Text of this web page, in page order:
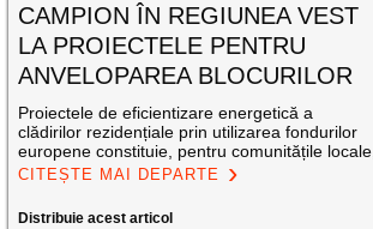
CAMPION ÎN REGIUNEA VEST
LA PROIECTELE PENTRU
ANVELOPAREA BLOCURILOR
Proiectele de eficientizare energetică a
clădirilor rezidențiale prin utilizarea fondurilor
europene constituie, pentru comunitățile locale,
CITEȘTE MAI DEPARTE
Distribuie acest articol